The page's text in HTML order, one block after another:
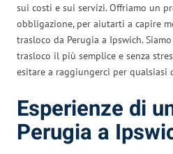
sui costi e sui servizi. Offriamo un
obbligazione, per aiutarti a capire
trasloco da Perugia a Ipswich.
trasloco il più semplice e senza
esitare a raggiungerci per qualsiasi
Esperienze di
Perugia a